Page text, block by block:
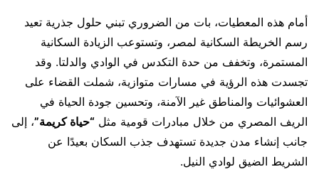
أمام هذه المعطيات، بات من الضروري تبني حلول جذرية تعيد
رسم الخريطة السكانية لمصر، وتستوعب الزيادة السكانية
المستمرة، وتخفف من حدة التكدس في الوادي والدلتا. وقد
تجسدت هذه الرؤية في مسارات متوازية، شملت القضاء على
العشوائيات والمناطق غير الآمنة، وتحسين جودة الحياة في
الريف المصري من خلال مبادرات قومية مثل “حياة كريمة”، إلى
جانب إنشاء مدن جديدة تستهدف جذب السكان بعيدًا عن
الشريط الضيق لوادي النيل.